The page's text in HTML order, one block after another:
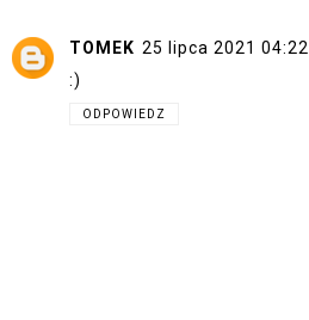
TOMEK 25 lipca 2021 04:22
:)
ODPOWIEDZ